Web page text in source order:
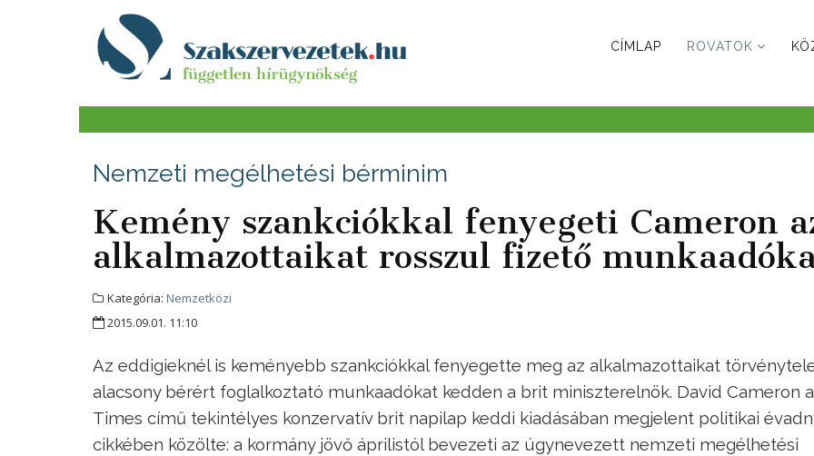
CÍMLAP ROVATOK
Nemzeti megélhetési bérminim
Kemény szankciókkal fenyegeti Cameron
alkalmazottaikat rosszul fizető
Kategória: Nemzetközi
2015.09.01. 11:10
Az eddigieknél is keményebb szankciókkal fenyegette meg az alkalmazottaikat
alacsony bérért foglalkoztató munkaadókat kedden a brit miniszterelnök. David Cameron
Times című tekintélyes konzervatív brit napilap keddi kiadásában megjelent politikai
cikkében közölte: a kormány jövő áprilistól bevezeti az úgynevezett nemzeti megélhetési